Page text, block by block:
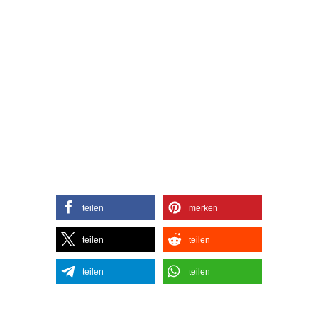
teilen merken
teilen teilen
teilen teilen